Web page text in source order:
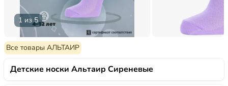
1 из 5
Все товары АЛЬТАИР
Детские носки Альтаир Сиреневые